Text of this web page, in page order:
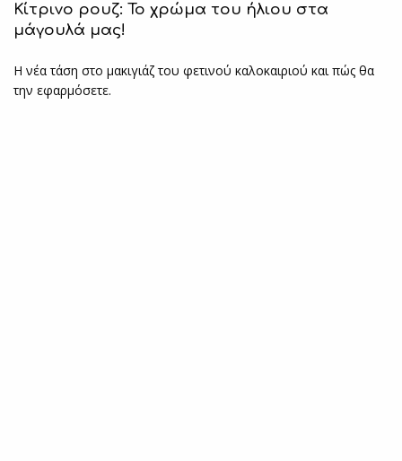
Κίτρινο ρουζ: Το χρώμα του ήλιου στα
μάγουλά μας!
Η νέα τάση στο μακιγιάζ του φετινού καλοκαιριού και πώς θα
την εφαρμόσετε.